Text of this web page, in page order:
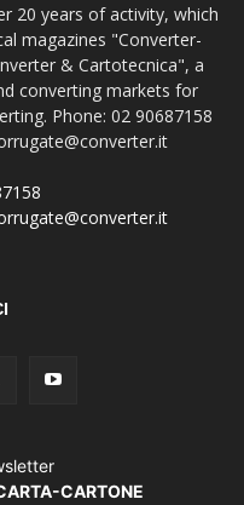
20 years of activity, which
magazines "Converter-
& Cartotecnica", a
converting markets for
Phone: 02 90687158
CARTONE